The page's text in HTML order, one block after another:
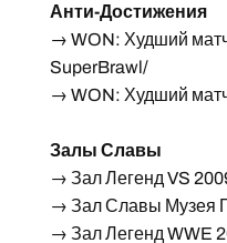
Анти-Достижения
→ WON: Худший
SuperBrawl/
→ WON: Худший
Залы Славы
→ Зал Легенд VS
→ Зал Славы Музея
→ Зал Легенд WWE